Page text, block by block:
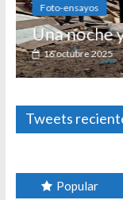
Foto-ensayos
Una noche
16 octubre 2025
Tweets
Popular